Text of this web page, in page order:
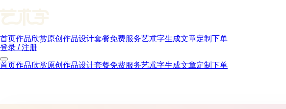
首页作品欣赏原创作品设计套餐免费服务艺朮字生成文章定制下单
登录 / 注册
首页作品欣赏原创作品设计套餐免费服务艺朮字生成文章定制下单